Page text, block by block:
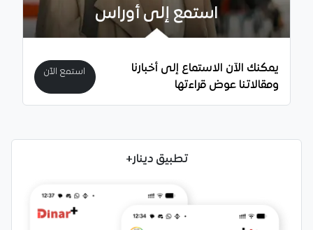
استمع إلى أوراس
يمكنك الآن الاستماع إلى أخبارنا
ومقالاتنا عوض قراءتها
استمع الآن
تطبيق دينار+